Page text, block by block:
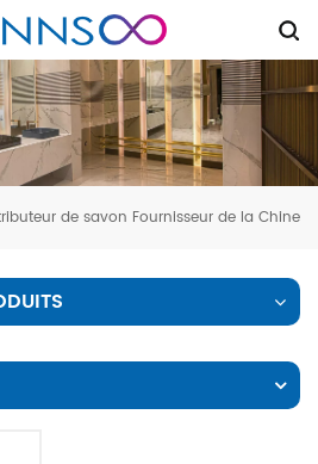
de savon Fournisseur de la Chine